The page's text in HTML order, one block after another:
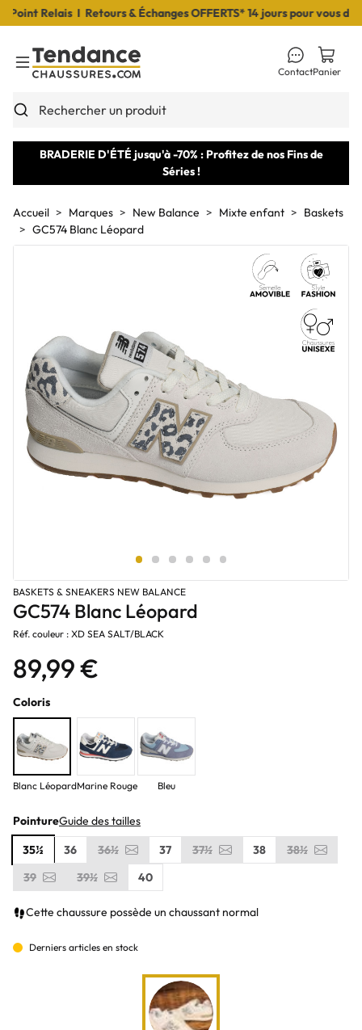
Relais I Retours & Échanges OFFERTS* 14 jours pour vous
Toggle Menu
Rechercher un produit
ContactPanier
BRADERIE D'ÉTÉ jusqu'à -70% : Profitez de nos Fins de
Séries !
Accueil Marques New Balance Mixte enfant
Baskets
GC574 Blanc Léopard
BASKETS & SNEAKERS NEW BALANCE
GC574 Blanc Léopard
Réf. couleur : XD SEA SALT/BLACK
89,99 €
Coloris
Blanc LéopardMarine Rouge Bleu
PointureGuide des tailles
35½
36 36½ 37 37½ 38
38½
39
39½ 40
Cette chaussure possède un chaussant normal
Derniers articles en stock